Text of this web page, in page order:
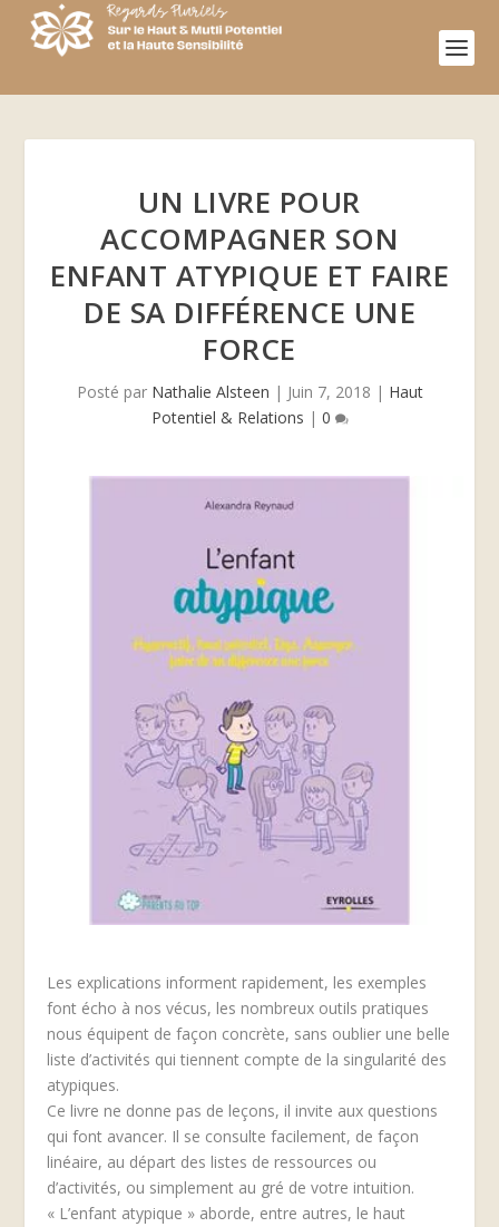
UN LIVRE POUR
ACCOMPAGNER SON
ENFANT ATYPIQUE ET FAIRE
DE SA DIFFÉRENCE UNE
FORCE
Posté par Nathalie Alsteen | Juin 7, 2018 | Haut
Potentiel & Relations | 0
Les explications informent rapidement, les exemples
font écho à nos vécus, les nombreux outils pratiques
nous équipent de façon concrète, sans oublier une belle
liste d’activités qui tiennent compte de la singularité des
atypiques.
Ce livre ne donne pas de leçons, il invite aux questions
qui font avancer. Il se consulte facilement, de façon
linéaire, au départ des listes de ressources ou
d’activités, ou simplement au gré de votre intuition.
« L’enfant atypique » aborde, entre autres, le haut